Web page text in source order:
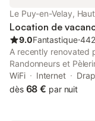
Le Puy-en-Velay,
Location de
9.0Fantastique⋅
A recently renovated
Randonneurs et
is situated in Le Puy
Cardinal Center and
WiFi Internet
dès 68 € par nuit